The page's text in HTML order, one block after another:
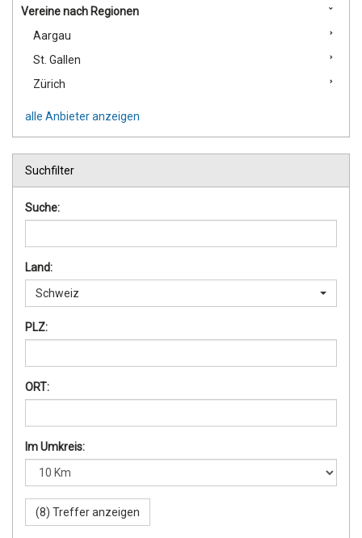
Vereine nach Regionen
Aargau
St. Gallen
Zürich
alle Anbieter anzeigen
Suchfilter
Suche:
Land:
Schweiz
PLZ:
ORT:
Im Umkreis: